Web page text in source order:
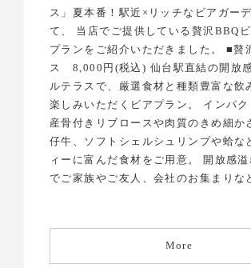
ス」夏本番！駅近×リッチなビアガー
て、 当店でご提供している贅沢BBQ
プランをご紹介いただきました。 ■贅
ス 8,000円(税込) 仙台駅直結の開放
ルテラスで、厳選食材と種類豊富な飲
楽しみいただくビアプラン。 インパク
産骨付きリブロースや肉質のきめ細か
仔牛、ソフトシェルシュリンプや蛤な
ィーに富んだ食材をご用意。 開放感溢
でご家族やご友人、会社のお集まりな
More